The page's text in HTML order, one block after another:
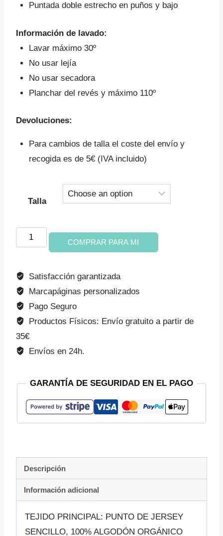
Puntada doble estrecho en puños y bajo
Información de lavado:
Lavar máximo 30º
No usar lejía
No usar secadora
Planchar del revés y máximo 110º
Devoluciones:
Para cambios de talla el coste del envío y
recogida es de 5€ (IVA incluido)
Talla
Camiseta
PODEROSA
(regalo)
cantidad
COMPRAR PARA MI
Satisfacción garantizada
Marcapáginas personalizados
Pago Seguro
Productos Físicos: Envío gratuito a partir de
35€
Envíos en 24h.
GARANTÍA DE SEGURIDAD EN EL PAGO
Descripción
Información adicional
TEJIDO PRINCIPAL: PUNTO DE JERSEY
SENCILLO, 100% ALGODÓN ORGÁNICO